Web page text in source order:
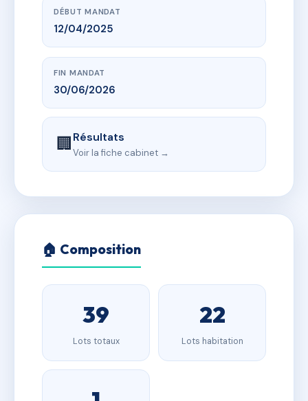
DÉBUT MANDAT
12/04/2025
FIN MANDAT
30/06/2026
🏢Résultats
Voir la fiche cabinet →
🏠 Composition
39
Lots totaux
22
Lots habitation